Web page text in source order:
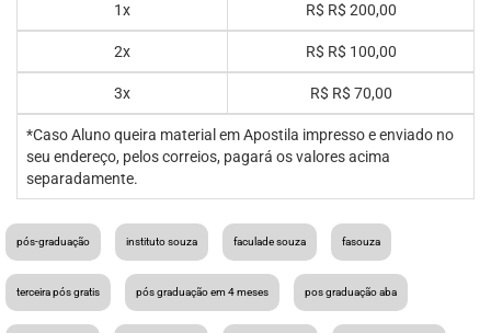
1x R$ R$ 200,00
2x R$ R$ 100,00
3x R$ R$ 70,00
*Caso Aluno queira material em Apostila impresso e enviado no
seu endereço, pelos correios, pagará os valores acima
separadamente.
pós-graduação instituto souza faculade souza fasouza
terceira pós gratis pós graduação em 4 meses pos graduação aba